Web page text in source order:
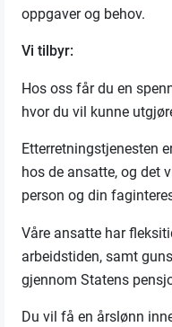
oppgaver og behov.
Vi tilbyr:
Hos oss får du en
hvor du vil kunne
Etterretningstjenesten
hos de ansatte, og det
person og din
Våre ansatte har
arbeidstiden, samt
gjennom Statens
Du vil få en årslønn